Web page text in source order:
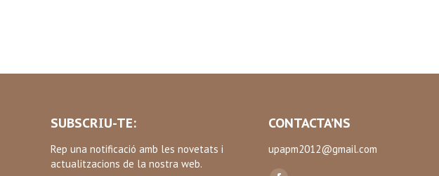
SUBSCRIU-TE:
Rep una notificació amb les novetats i
actualitzacions de la nostra web.
CONTACTA’NS
upapm2012@gmail.com